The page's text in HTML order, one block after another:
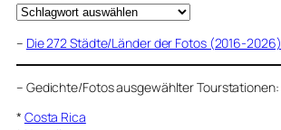
– Die 272 Städte/Länder der Fotos (2016-2026)
– Gedichte/Fotos ausgewählter Tourstationen:
* Costa Rica